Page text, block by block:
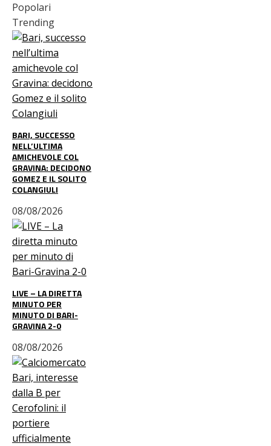
Popolari
Trending
BARI, SUCCESSO
NELL’ULTIMA
AMICHEVOLE COL
GRAVINA: DECIDONO
GOMEZ E IL SOLITO
COLANGIULI
08/08/2026
LIVE – LA DIRETTA
MINUTO PER
MINUTO DI BARI-
GRAVINA 2-0
08/08/2026